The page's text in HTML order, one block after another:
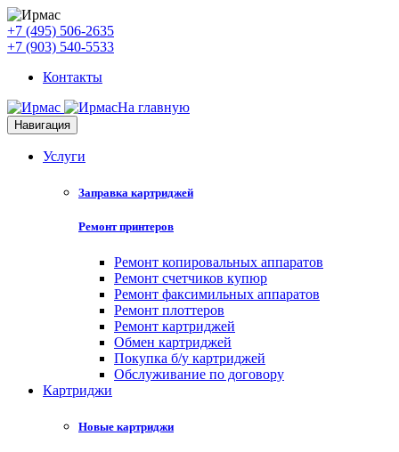
+7 (495) 506-2635
+7 (903) 540-5533
Контакты
На главную
Навигация
Услуги
Заправка картриджей
Ремонт принтеров
Ремонт копировальных аппаратов
Ремонт счетчиков купюр
Ремонт факсимильных аппаратов
Ремонт плоттеров
Ремонт картриджей
Обмен картриджей
Покупка б/у картриджей
Обслуживание по договору
Картриджи
Новые картриджи